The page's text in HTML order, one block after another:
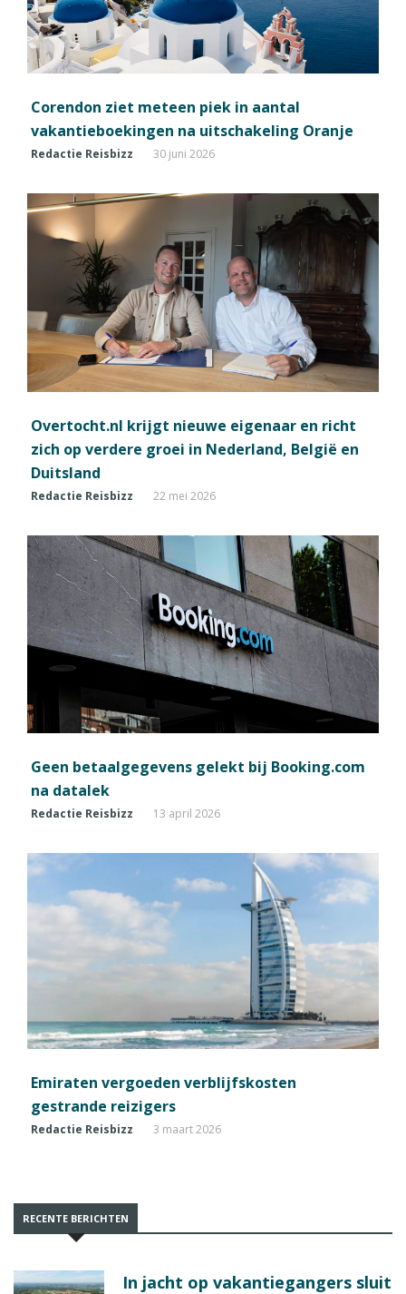
Corendon ziet meteen piek in aantal
vakantieboekingen na uitschakeling Oranje
Redactie Reisbizz 30 juni 2026
Overtocht.nl krijgt nieuwe eigenaar en richt
zich op verdere groei in Nederland, België en
Duitsland
Redactie Reisbizz 22 mei 2026
Geen betaalgegevens gelekt bij Booking.com
na datalek
Redactie Reisbizz 13 april 2026
Emiraten vergoeden verblijfskosten
gestrande reizigers
Redactie Reisbizz 3 maart 2026
RECENTE BERICHTEN
In jacht op vakantiegangers sluit